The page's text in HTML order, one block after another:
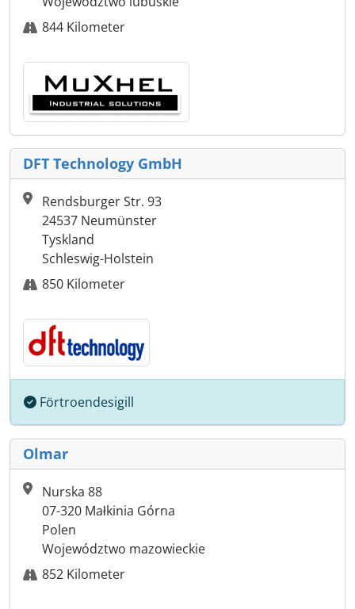
844 Kilometer
DFT Technology GmbH
Rendsburger Str. 93
24537 Neumünster
Tyskland
Schleswig-Holstein
850 Kilometer
Förtroendesigill
Olmar
Nurska 88
07-320 Małkinia Górna
Polen
Województwo mazowieckie
852 Kilometer